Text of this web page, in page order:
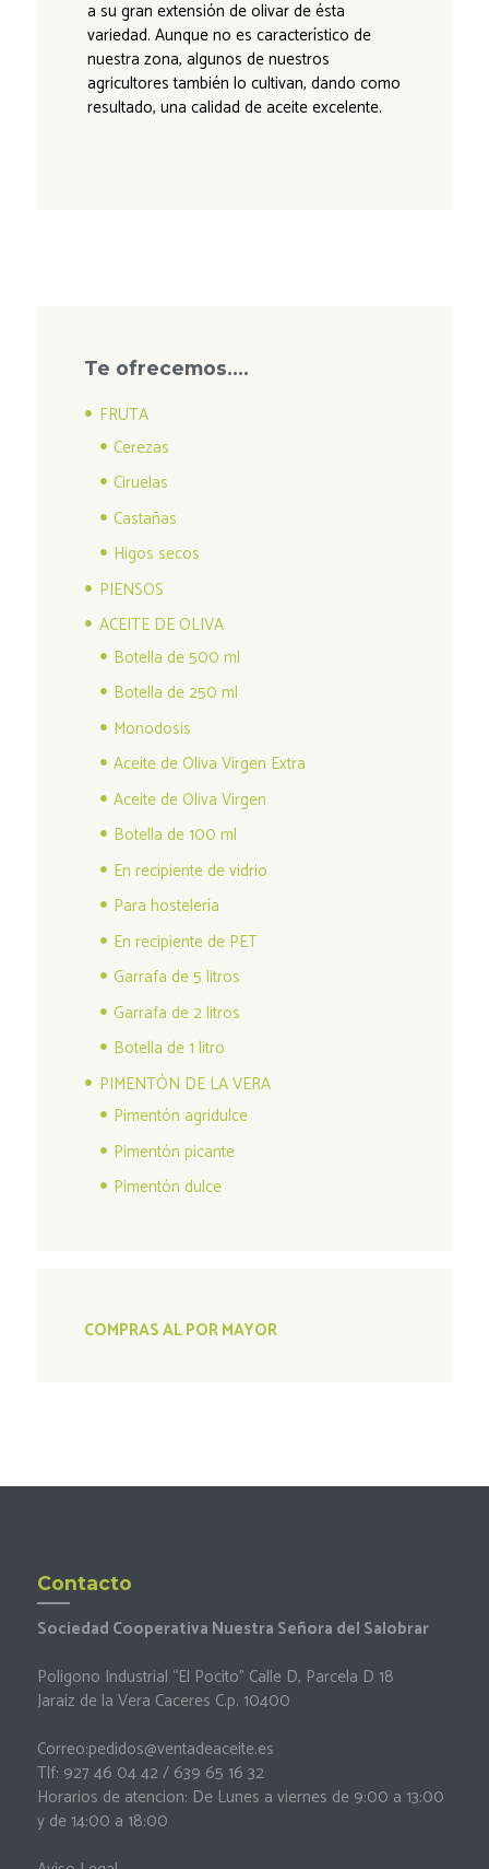
a su gran extensión de olivar de ésta
variedad. Aunque no es característico de
nuestra zona, algunos de nuestros
agricultores también lo cultivan, dando como
resultado, una calidad de aceite excelente.
Te ofrecemos….
FRUTA
Cerezas
Ciruelas
Castañas
Higos secos
PIENSOS
ACEITE DE OLIVA
Botella de 500 ml
Botella de 250 ml
Monodosis
Aceite de Oliva Virgen Extra
Aceite de Oliva Virgen
Botella de 100 ml
En recipiente de vidrio
Para hostelería
En recipiente de PET
Garrafa de 5 litros
Garrafa de 2 litros
Botella de 1 litro
PIMENTÓN DE LA VERA
Pimentón agridulce
Pimentón picante
Pimentón dulce
COMPRAS AL POR MAYOR
Contacto
Sociedad Cooperativa Nuestra Señora del Salobrar
Poligono Industrial “El Pocito” Calle D, Parcela D 18
Jaraiz de la Vera Caceres C.p. 10400
Correo:pedidos@ventadeaceite.es
Tlf: 927 46 04 42 / 639 65 16 32
Horarios de atencion: De Lunes a viernes de 9:00 a 13:00
y de 14:00 a 18:00